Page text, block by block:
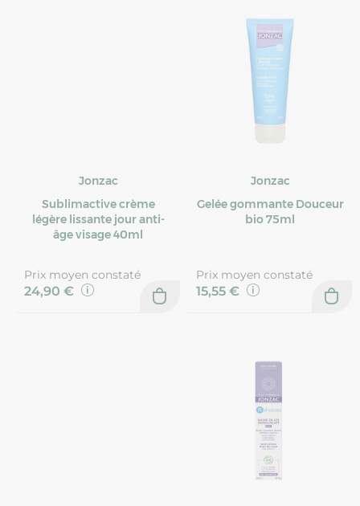
Jonzac
Sublimactive crème
légère lissante jour anti-
âge visage 40ml
Prix moyen constaté
24,90 €
Jonzac
Gelée gommante Douceur
bio 75ml
Prix moyen constaté
15,55 €